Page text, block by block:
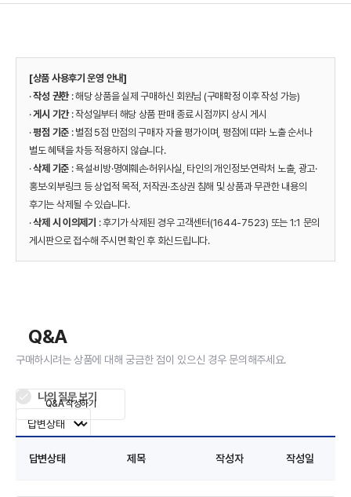
[상품 사용후기 운영 안내]
·작성 권한 : 해당 상품을 실제 구매하신 회원님 (구매확정 이후 작성 가능)
·게시 기간: 작성일부터 해당 상품 판매 종료 시점까지 상시 게시
·평점 기준 : 별점 5점 만점의 구매자 자율 평가이며, 평점에 따라 노출 순서나
별도 혜택을 차등 적용하지 않습니다.
·삭제 기준 : 욕설·비방·명예훼손·허위사실, 타인의 개인정보·연락처 노출, 광고·
홍보·외부링크 등 상업적 목적, 저작권·초상권 침해 및 상품과 무관한 내용의
후기는 삭제될 수 있습니다.
·삭제 시 이의제기 : 후기가 삭제된 경우 고객센터(1644-7523) 또는 1:1 문의
게시판으로 접수해 주시면 확인 후 회신드립니다.
Q&A
구매하시려는 상품에 대해 궁금한 점이 있으신 경우 문의해주세요.
나의 질문 보기
답변상태 제목 작성자 작성일
Q&A 작성하기